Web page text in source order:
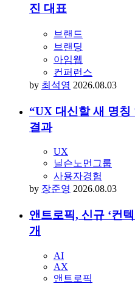
진 대표
브랜드
브랜딩
아임웹
컨퍼런스
by 최석영 2026.08.03
“UX 대신할 새 명
결과
UX
닐슨노먼그룹
사용자경험
by 장준영 2026.08.03
앤트로픽, 신규 ‘컨
개
AI
AX
앤트로픽